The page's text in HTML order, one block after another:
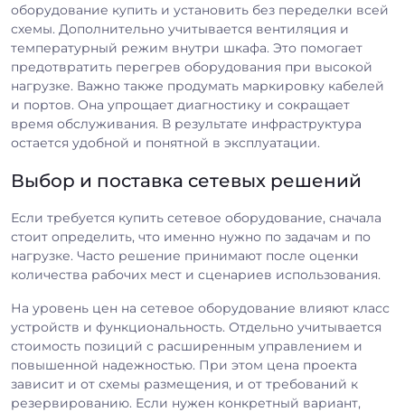
оборудование купить и установить без переделки всей
схемы. Дополнительно учитывается вентиляция и
температурный режим внутри шкафа. Это помогает
предотвратить перегрев оборудования при высокой
нагрузке. Важно также продумать маркировку кабелей
и портов. Она упрощает диагностику и сокращает
время обслуживания. В результате инфраструктура
остается удобной и понятной в эксплуатации.
Выбор и поставка сетевых решений
Если требуется купить сетевое оборудование, сначала
стоит определить, что именно нужно по задачам и по
нагрузке. Часто решение принимают после оценки
количества рабочих мест и сценариев использования.
На уровень цен на сетевое оборудование влияют класс
устройств и функциональность. Отдельно учитывается
стоимость позиций с расширенным управлением и
повышенной надежностью. При этом цена проекта
зависит и от схемы размещения, и от требований к
резервированию. Если нужен конкретный вариант,